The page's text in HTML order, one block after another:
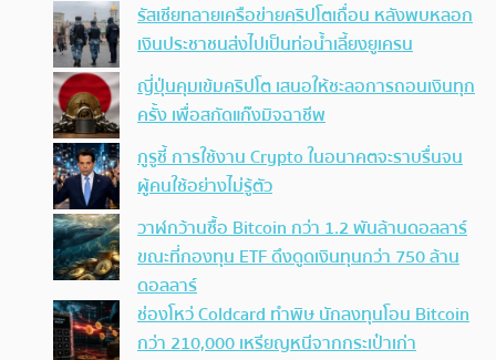
รัสเซียทลายเครือข่ายคริปโตเถื่อน หลังพบหลอก
เงินประชาชนส่งไปเป็นท่อน้ำเลี้ยงยูเครน
ญี่ปุ่นคุมเข้มคริปโต เสนอให้ชะลอการถอนเงินทุก
ครั้ง เพื่อสกัดแก๊งมิจฉาชีพ
กูรูชี้ การใช้งาน Crypto ในอนาคตจะราบรื่นจน
ผู้คนใช้อย่างไม่รู้ตัว
วาฬกว้านซื้อ Bitcoin กว่า 1.2 พันล้านดอลลาร์
ขณะที่กองทุน ETF ดึงดูดเงินทุนกว่า 750 ล้าน
ดอลลาร์
ช่องโหว่ Coldcard ทำพิษ นักลงทุนโอน Bitcoin
กว่า 210,000 เหรียญหนีจากกระเป๋าเก่า